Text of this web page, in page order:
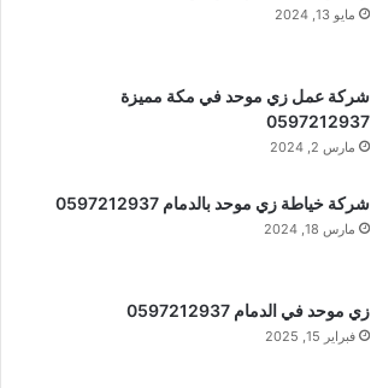
مايو 13, 2024
شركة عمل زي موحد في مكة مميزة
0597212937
مارس 2, 2024
شركة خياطة زي موحد بالدمام 0597212937
مارس 18, 2024
زي موحد في الدمام 0597212937
فبراير 15, 2025